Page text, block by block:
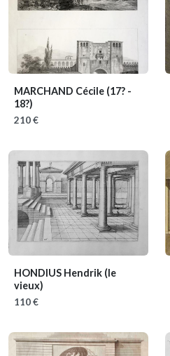
MARCHAND Cécile (17? -
18?)
210 €
HONDIUS Hendrik (le
vieux)
110 €